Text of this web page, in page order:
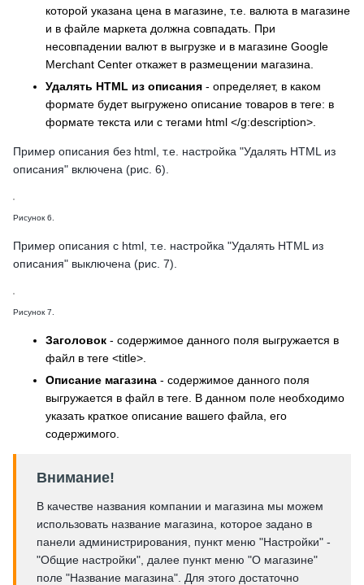
которой указана цена в магазине, т.е. валюта в магазине
и в файле маркета должна совпадать. При
несовпадении валют в выгрузке и в магазине Google
Merchant Center откажет в размещении магазина.
Удалять HTML из описания - определяет, в каком
формате будет выгружено описание товаров в теге: в
формате текста или с тегами html </g:description>.
Пример описания без html, т.е. настройка "Удалять HTML из
описания" включена (рис. 6).
Рисунок 6.
Пример описания с html, т.е. настройка "Удалять HTML из
описания" выключена (рис. 7).
Рисунок 7.
Заголовок - содержимое данного поля выгружается в
файл в теге <title>.
Описание магазина - содержимое данного поля
выгружается в файл в теге. В данном поле необходимо
указать краткое описание вашего файла, его
содержимого.
Внимание!
В качестве названия компании и магазина мы можем
использовать название магазина, которое задано в
панели администрирования, пункт меню "Настройки" -
"Общие настройки", далее пункт меню "О магазине"
поле "Название магазина". Для этого достаточно